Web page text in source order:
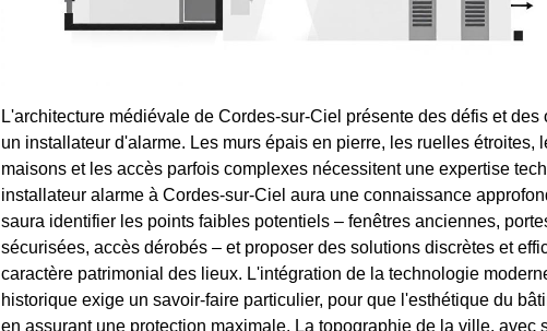
L'architecture médiévale de Cordes-sur-Ciel présente des défis et
un installateur d'alarme. Les murs épais en pierre, les ruelles étroites,
maisons et les accès parfois complexes nécessitent une expertise
installateur alarme à Cordes-sur-Ciel aura une connaissance
saura identifier les points faibles potentiels – fenêtres anciennes,
sécurisées, accès dérobés – et proposer des solutions discrètes et
caractère patrimonial des lieux. L'intégration de la technologie
historique exige un savoir-faire particulier, pour que l'esthétique du
en assurant une protection maximale. La topographie de la ville, avec